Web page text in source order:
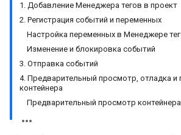
1. Добавление Менеджера тегов в проект
2. Регистрация событий и переменных
Настройка переменных в Менеджере
Изменение и блокировка событий
3. Отправка событий
4. Предварительный просмотр, отладка и
контейнера
Предварительный просмотр контейнера